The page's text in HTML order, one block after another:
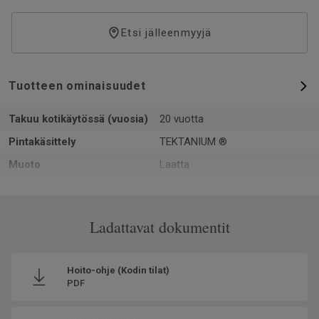
Etsi jälleenmyyjä
Tuotteen ominaisuudet
Takuu kotikäytössä (vuosia)
20 vuotta
Pintakäsittely
TEKTANIUM ®
Muoto
Laatta
3
osuus
Ladattavat dokumentit
Hoito-ohje (Kodin tilat)
PDF